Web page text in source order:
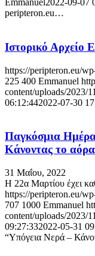
Emmanuel 2022-09-07
peripteron.eu…
Ιστορικό
https://peripteron.eu/
225 400 Emmanuel
content/uploads/2023/
06:12:442022-07-30
Παγκόσμια
Κάνοντας το
31 Μαΐου, 2022
H 22α Μαρτίου έχει
https://peripteron.eu/
707 1000 Emmanuel
content/uploads/2023/
09:27:332022-05-31
“Υπόγεια Νερά –